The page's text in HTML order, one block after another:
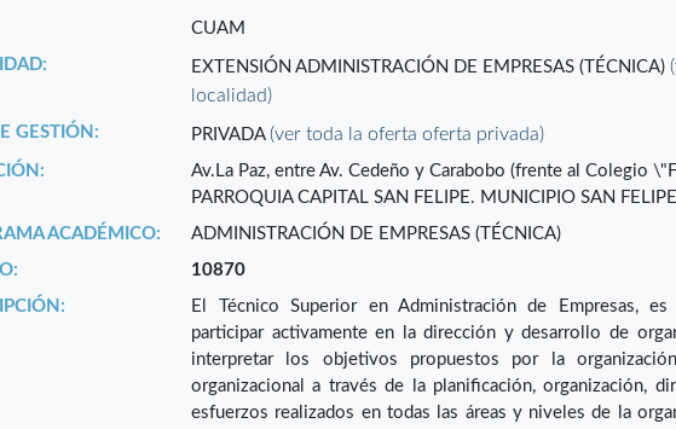
CUAM
EXTENSIÓN ADMINISTRACIÓN DE EMPRESAS (TÉCNICA)
localidad)
GESTIÓN: PRIVADA(ver toda la oferta oferta privada)
Av.La Paz, entre Av. Cedeño y Carabobo (frente al Colegio
PARROQUIA CAPITAL SAN FELIPE. MUNICIPIO SAN
ACADÉMICO:
ADMINISTRACIÓN DE EMPRESAS (TÉCNICA)
10870
El Técnico Superior en Administración de Empresas,
participar activamente en la dirección y desarrollo de
interpretar los objetivos propuestos por la
organizacional a través de la planificación, organización,
esfuerzos realizados en todas las áreas y niveles de la